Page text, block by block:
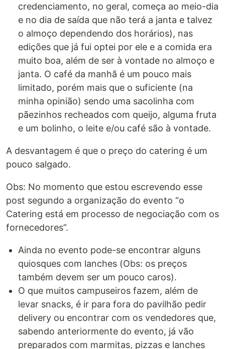
credenciamento, no geral, começa ao meio-dia
e no dia de saída que não terá a janta e talvez
o almoço dependendo dos horários), nas
edições que já fui optei por ele e a comida era
muito boa, além de ser à vontade no almoço e
janta. O café da manhã é um pouco mais
limitado, porém mais que o suficiente (na
minha opinião) sendo uma sacolinha com
pãezinhos recheados com queijo, alguma fruta
e um bolinho, o leite e/ou café são à vontade.
A desvantagem é que o preço do catering é um
pouco salgado.
Obs: No momento que estou escrevendo esse
post segundo a organização do evento “o
Catering está em processo de negociação com os
fornecedores”.
Ainda no evento pode-se encontrar alguns
quiosques com lanches (Obs: os preços
também devem ser um pouco caros).
O que muitos campuseiros fazem, além de
levar snacks, é ir para fora do pavilhão pedir
delivery ou encontrar com os vendedores que,
sabendo anteriormente do evento, já vão
preparados com marmitas, pizzas e lanches